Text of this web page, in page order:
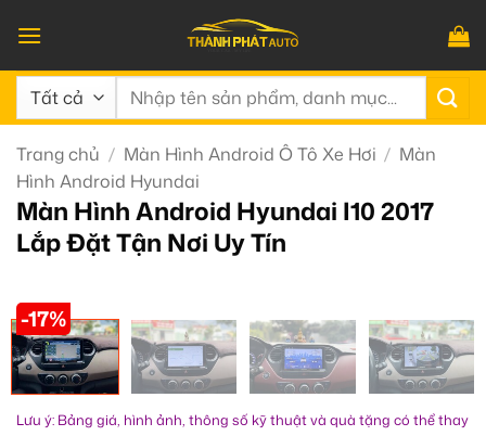
qua
nội
dung
Tìm
Trang chủ / Màn Hình Android Ô Tô Xe Hơi / Màn
Hình Android Hyundai
Màn Hình Android Hyundai I10 2017
Lắp Đặt Tận Nơi Uy Tín
-17%
Lưu ý: Bảng giá, hình ảnh, thông số kỹ thuật và quà tặng có thể thay